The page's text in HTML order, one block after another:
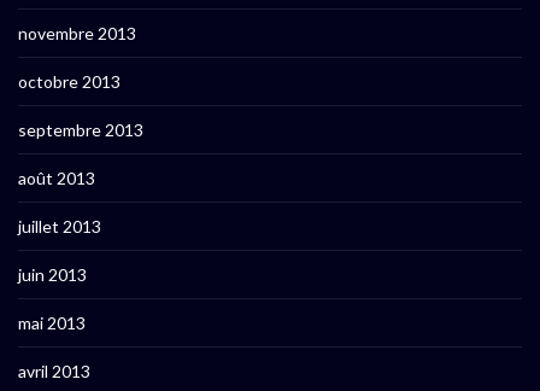
novembre 2013
octobre 2013
septembre 2013
août 2013
juillet 2013
juin 2013
mai 2013
avril 2013